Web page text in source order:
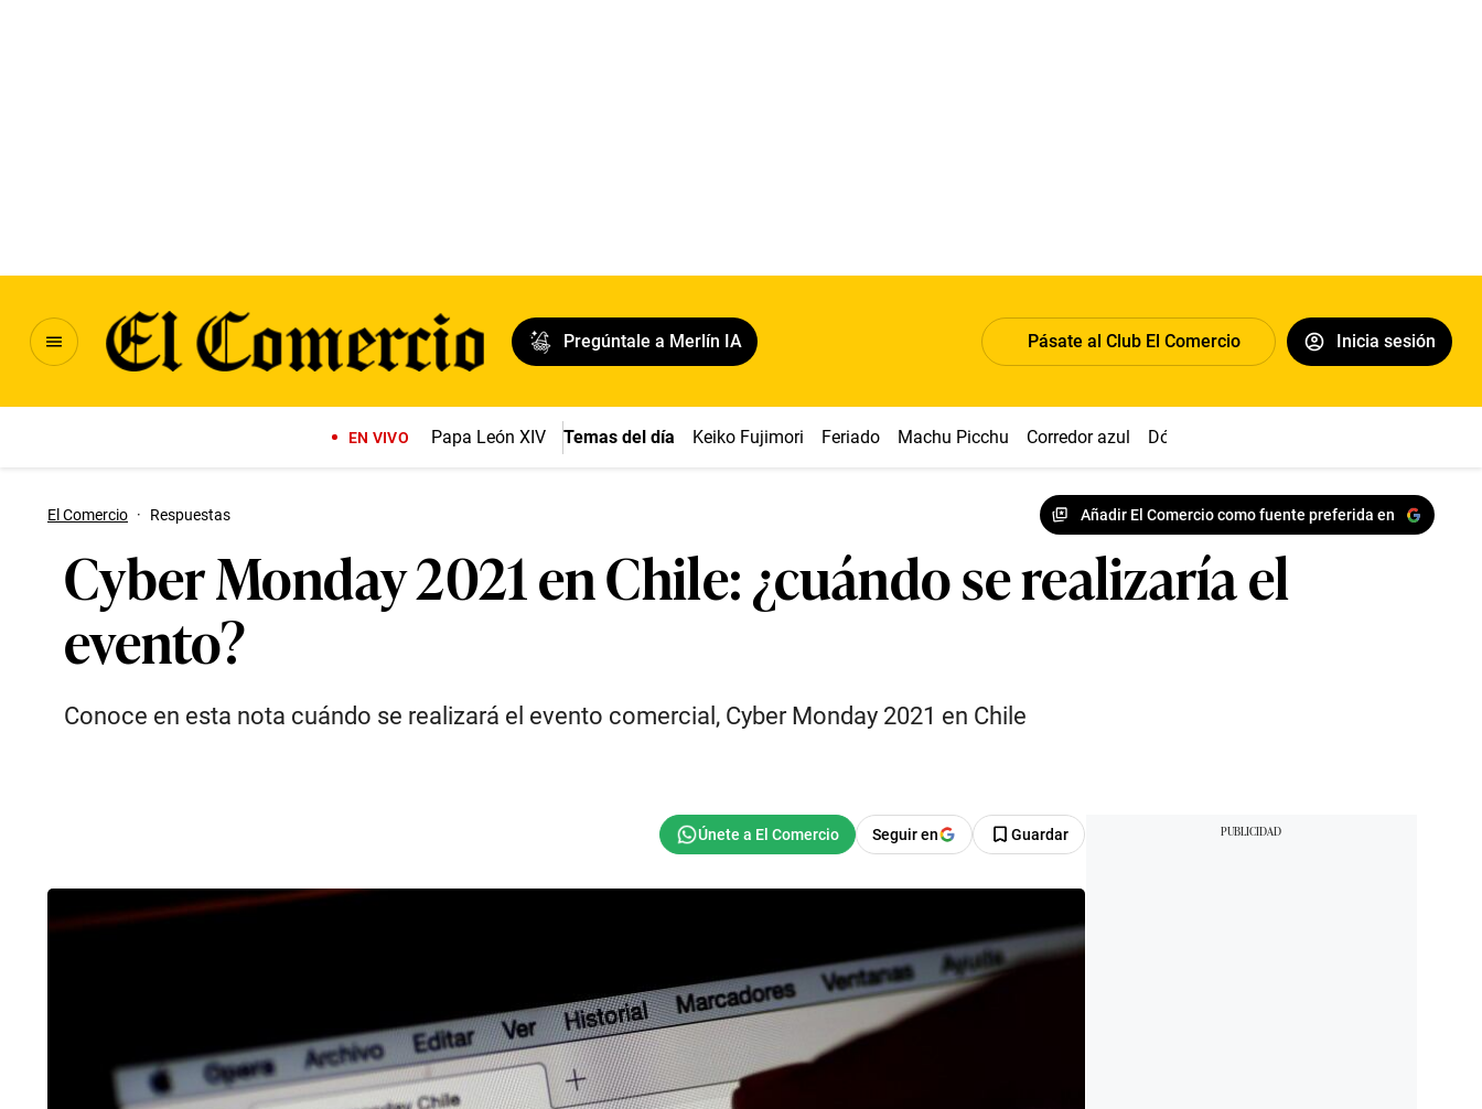
Pregúntale a Merlín IA Pásate al Club El Comercio Inicia sesión
EN VIVO Papa León XIV Temas del día Keiko Fujimori Feriado Machu Picchu Corredor azul Dólar
El Comercio · Respuestas Añadir El Comercio como fuente preferida en
Cyber Monday 2021 en Chile: ¿cuándo se realizaría el
evento?
Conoce en esta nota cuándo se realizará el evento comercial, Cyber Monday 2021 en Chile
Seguir en Guardar